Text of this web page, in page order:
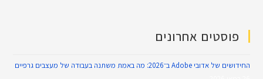
פוסטים אחרונים
החידושים של אדובי Adobe ב־2026: מה באמת משתנה בעבודה של מעצבים גרפיים